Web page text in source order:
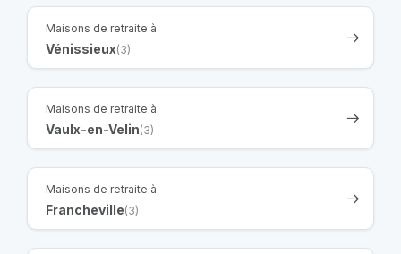
Maisons de retraite à
Vénissieux(3)
Maisons de retraite à
Vaulx-en-Velin(3)
Maisons de retraite à
Francheville(3)